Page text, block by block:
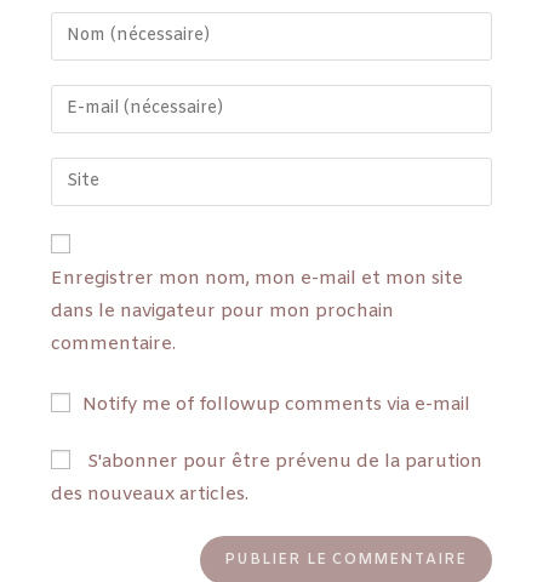
Enregistrer mon nom, mon e-mail et mon site
dans le navigateur pour mon prochain
commentaire.
Notify me of followup comments via e-mail
S'abonner pour être prévenu de la parution
des nouveaux articles.